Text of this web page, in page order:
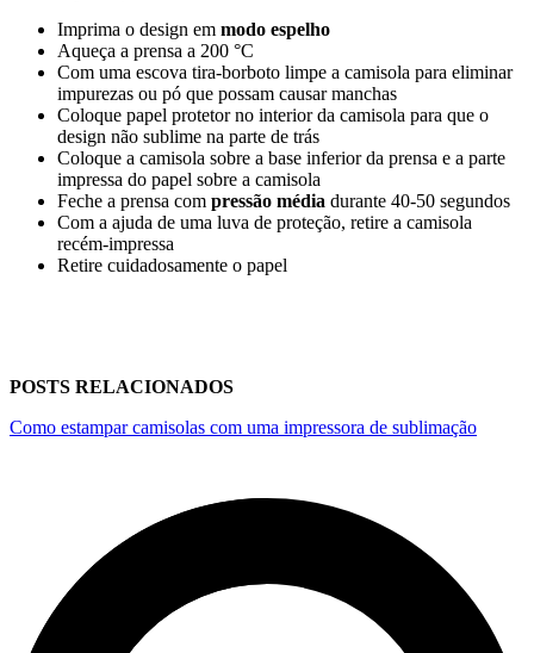
Imprima o design em modo espelho
Aqueça a prensa a 200 °C
Com uma escova tira-borboto limpe a camisola para eliminar
impurezas ou pó que possam causar manchas
Coloque papel protetor no interior da camisola para que o
design não sublime na parte de trás
Coloque a camisola sobre a base inferior da prensa e a parte
impressa do papel sobre a camisola
Feche a prensa com pressão média durante 40-50 segundos
Com a ajuda de uma luva de proteção, retire a camisola
recém-impressa
Retire cuidadosamente o papel
POSTS RELACIONADOS
Como estampar camisolas com uma impressora de sublimação